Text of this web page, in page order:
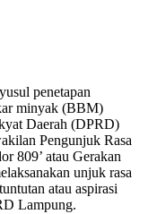
penetapan
minyak (BBM)
Daerah (DPRD)
Pengunjuk Rasa
809’ atau Gerakan
unjuk rasa
atau aspirasi
Lampung.